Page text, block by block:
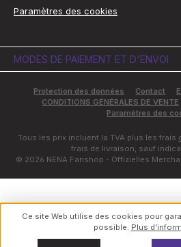
Paramètres des cookies
MODES DE PAIEMENT ET D'ENVOI
Protection des données Contact
CONDITIONS GÉNÉRALES DE VENTE
Paramètres des
Tous les prix incluent la TVA plus les frais
frais de livraison, sauf
© 2026 NENA Fanshop - Offizielles
Ce site Web utilise des cookies pour
possible. Plus